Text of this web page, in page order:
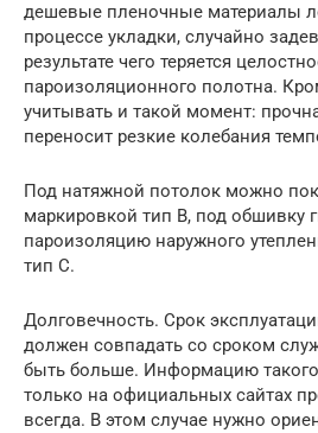
дешевые пленочные материалы
процессе укладки, случайно
результате чего теряется
пароизоляционного полотна.
учитывать и такой момент:
переносит резкие колебания
Под натяжной потолок можно
маркировкой тип В, под обшивку
пароизоляцию наружного
тип С.
Долговечность. Срок
должен совпадать со сроком
быть больше. Информацию
только на официальных сайтах
всегда. В этом случае нужно